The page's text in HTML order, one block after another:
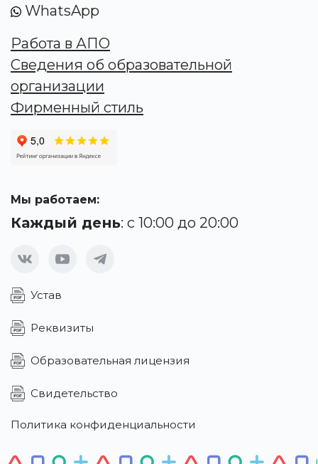
WhatsApp
Работа в АПО
Сведения об образовательной
организации
Фирменный стиль
Мы работаем:
Каждый день: с 10:00 до 20:00
Устав
Реквизиты
Образовательная лицензия
Свидетельство
Политика конфиденциальности